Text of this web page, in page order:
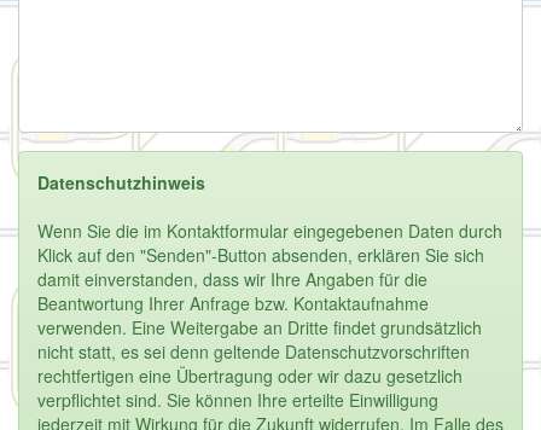
Datenschutzhinweis
Wenn Sie die im Kontaktformular eingegebenen Daten durch
Klick auf den "Senden"-Button absenden, erklären Sie sich
damit einverstanden, dass wir Ihre Angaben für die
Beantwortung Ihrer Anfrage bzw. Kontaktaufnahme
verwenden. Eine Weitergabe an Dritte findet grundsätzlich
nicht statt, es sei denn geltende Datenschutzvorschriften
rechtfertigen eine Übertragung oder wir dazu gesetzlich
verpflichtet sind. Sie können Ihre erteilte Einwilligung
jederzeit mit Wirkung für die Zukunft widerrufen. Im Falle des